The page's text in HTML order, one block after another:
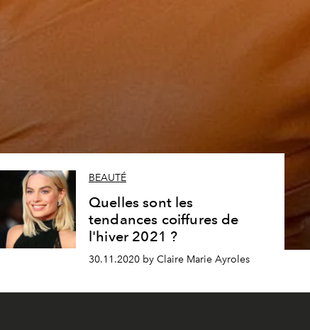
BEAUTÉ
Quelles sont les
tendances coiffures de
l'hiver 2021 ?
30.11.2020 by Claire Marie Ayroles